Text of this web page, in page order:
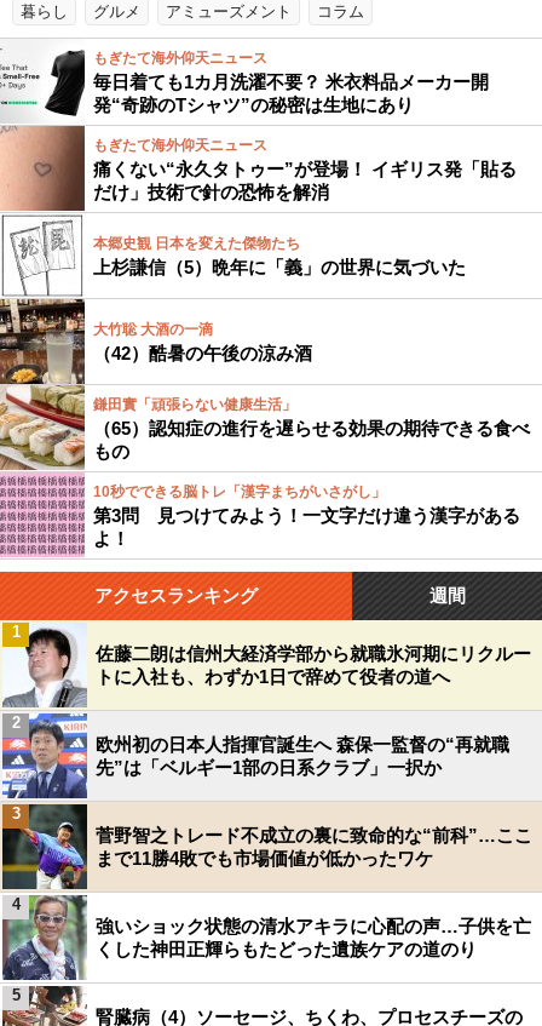
暮らし グルメ アミューズメント コラム
もぎたて海外仰天ニュース
毎日着ても1カ月洗濯不要？ 米衣料品メーカー開
発“奇跡のTシャツ”の秘密は生地にあり
もぎたて海外仰天ニュース
痛くない“永久タトゥー”が登場！ イギリス発「貼る
だけ」技術で針の恐怖を解消
本郷史観 日本を変えた傑物たち
上杉謙信（5）晩年に「義」の世界に気づいた
大竹聡 大酒の一滴
（42）酷暑の午後の涼み酒
鎌田實「頑張らない健康生活」
（65）認知症の進行を遅らせる効果の期待できる食べ
もの
10秒でできる脳トレ「漢字まちがいさがし」
第3問 見つけてみよう！一文字だけ違う漢字がある
よ！
アクセスランキング 週間
佐藤二朗は信州大経済学部から就職氷河期にリクルー
トに入社も、わずか1日で辞めて役者の道へ
1
欧州初の日本人指揮官誕生へ 森保一監督の“再就職
先”は「ベルギー1部の日系クラブ」一択か
2
菅野智之トレード不成立の裏に致命的な“前科”…ここ
まで11勝4敗でも市場価値が低かったワケ
3
強いショック状態の清水アキラに心配の声…子供を亡
くした神田正輝らもたどった遺族ケアの道のり
4
腎臓病（4）ソーセージ、ちくわ、プロセスチーズの
5